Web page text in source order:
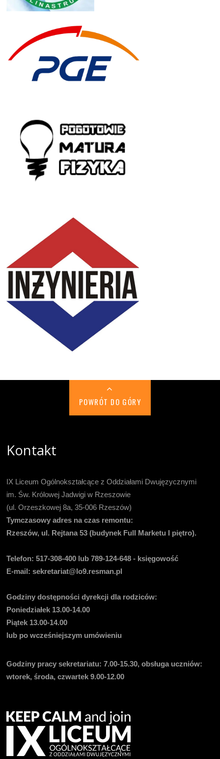
POWRÓT DO GÓRY
Kontakt
IX Liceum Ogólnokształcące z Oddziałami Dwujęzycznymi
im. Św. Królowej Jadwigi w Rzeszowie
(ul. Orzeszkowej 8a, 35-006 Rzeszów)
Tymczasowy adres na czas remontu:
Rzeszów, ul. Rejtana 53 (budynek Full Marketu I piętro).
Telefon:517-308-400 lub 789-124-648 - księgowość
E-mail : sekretariat@lo9.resman.pl
Godziny dostępności dyrekcji dla rodziców:
Poniedziałek 13.00-14.00
Piątek 13.00-14.00
lub po wcześniejszym umówieniu
Godziny pracy sekretariatu: 7.00-15.30, obsługa uczniów:
wtorek, środa, czwartek 9.00-12.00